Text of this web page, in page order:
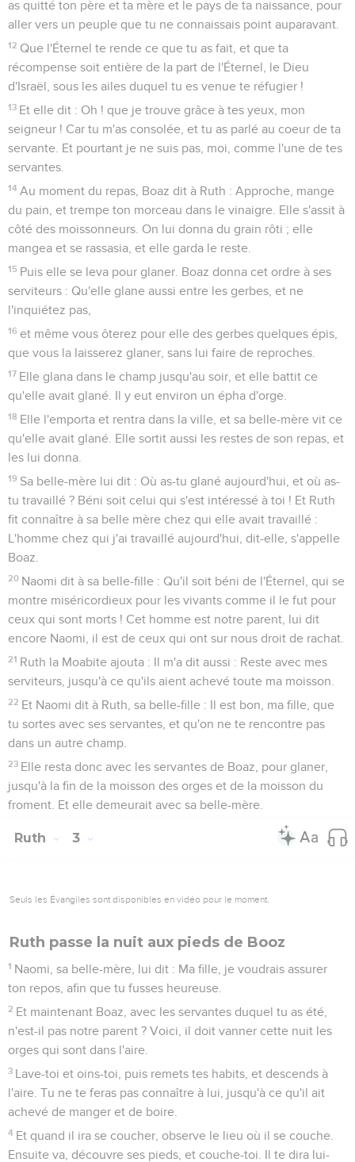
as quitté ton père et ta mère et le pays de ta naissance, pour
aller vers un peuple que tu ne connaissais point auparavant.
12 Que l'Éternel te rende ce que tu as fait, et que ta
récompense soit entière de la part de l'Éternel, le Dieu
d'Israël, sous les ailes duquel tu es venue te réfugier !
13 Et elle dit : Oh ! que je trouve grâce à tes yeux, mon
seigneur ! Car tu m'as consolée, et tu as parlé au coeur de ta
servante. Et pourtant je ne suis pas, moi, comme l'une de tes
servantes.
14 Au moment du repas, Boaz dit à Ruth : Approche, mange
du pain, et trempe ton morceau dans le vinaigre. Elle s'assit à
côté des moissonneurs. On lui donna du grain rôti ; elle
mangea et se rassasia, et elle garda le reste.
15 Puis elle se leva pour glaner. Boaz donna cet ordre à ses
serviteurs : Qu'elle glane aussi entre les gerbes, et ne
l'inquiétez pas,
16 et même vous ôterez pour elle des gerbes quelques épis,
que vous la laisserez glaner, sans lui faire de reproches.
17 Elle glana dans le champ jusqu'au soir, et elle battit ce
qu'elle avait glané. Il y eut environ un épha d'orge.
18 Elle l'emporta et rentra dans la ville, et sa belle-mère vit ce
qu'elle avait glané. Elle sortit aussi les restes de son repas, et
les lui donna.
19 Sa belle-mère lui dit : Où as-tu glané aujourd'hui, et où as-
tu travaillé ? Béni soit celui qui s'est intéressé à toi ! Et Ruth
fit connaître à sa belle mère chez qui elle avait travaillé :
L'homme chez qui j'ai travaillé aujourd'hui, dit-elle, s'appelle
Boaz.
20 Naomi dit à sa belle-fille : Qu'il soit béni de l'Éternel, qui se
montre miséricordieux pour les vivants comme il le fut pour
ceux qui sont morts ! Cet homme est notre parent, lui dit
encore Naomi, il est de ceux qui ont sur nous droit de rachat.
21 Ruth la Moabite ajouta : Il m'a dit aussi : Reste avec mes
serviteurs, jusqu'à ce qu'ils aient achevé toute ma moisson.
22 Et Naomi dit à Ruth, sa belle-fille : Il est bon, ma fille, que
tu sortes avec ses servantes, et qu'on ne te rencontre pas
dans un autre champ.
23 Elle resta donc avec les servantes de Boaz, pour glaner,
jusqu'à la fin de la moisson des orges et de la moisson du
froment. Et elle demeurait avec sa belle-mère.
Ruth 3
Seuls les Évangiles sont disponibles en vidéo pour le moment.
Ruth passe la nuit aux pieds de Booz
1 Naomi, sa belle-mère, lui dit : Ma fille, je voudrais assurer
ton repos, afin que tu fusses heureuse.
2 Et maintenant Boaz, avec les servantes duquel tu as été,
n'est-il pas notre parent ? Voici, il doit vanner cette nuit les
orges qui sont dans l'aire.
3 Lave-toi et oins-toi, puis remets tes habits, et descends à
l'aire. Tu ne te feras pas connaître à lui, jusqu'à ce qu'il ait
achevé de manger et de boire.
4 Et quand il ira se coucher, observe le lieu où il se couche.
Ensuite va, découvre ses pieds, et couche-toi. Il te dira lui-